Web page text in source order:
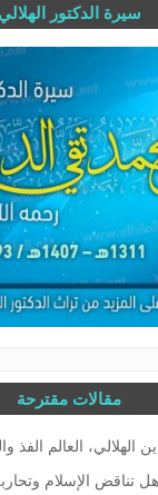
سيرة الدكتور الهلالي
مقالات مقترحة
الهلالي، العالم الفذ
تناقض الإسلام